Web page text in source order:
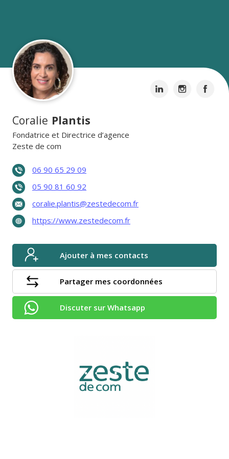
Coralie Plantis
Fondatrice et Directrice d’agence
Zeste de com
06 90 65 29 09
05 90 81 60 92
coralie.plantis@zestedecom.fr
https://www.zestedecom.fr
Ajouter à mes contacts
Partager mes coordonnées
Discuter sur Whatsapp